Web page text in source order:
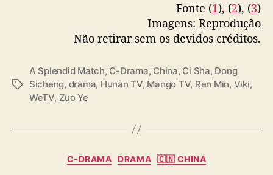
Fonte (1), (2), (3)
Imagens: Reprodução
Não retirar sem os devidos créditos.
T
A Splendid Match, C-Drama, China, Ci Sha, Dong
Sicheng, drama, Hunan TV, Mango TV, Ren Min, Viki,
WeTV, Zuo Ye
C
C-DRAMA DRAMA 🇨🇳 CHINA